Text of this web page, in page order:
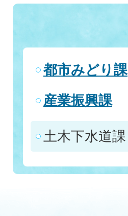
都市みどり課
産業振興課
土木下水道課